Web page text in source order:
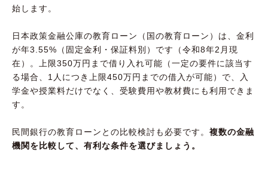
始します。
日本政策金融公庫の教育ローン（国の教育ローン）は、金利
が年3.55%（固定金利・保証料別）です（令和8年2月現
在）。上限350万円まで借り入れ可能（一定の要件に該当す
る場合、1人につき上限450万円までの借入が可能）で、入
学金や授業料だけでなく、受験費用や教材費にも利用できま
す。
民間銀行の教育ローンとの比較検討も必要です。 複数の金融
機関を比較して、有利な条件を選びましょう。